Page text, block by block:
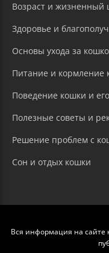
Возраст и жизненный
Здоровье и
Основы ухода за
Питание и кормление
Поведение кошки и
Полезные советы и
Решение проблем с
Сон и отдых кошки
Вся информация на сайте